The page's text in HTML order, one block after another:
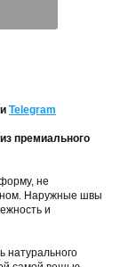
Telegram
премиального
не
Наружные швы
и
натурального